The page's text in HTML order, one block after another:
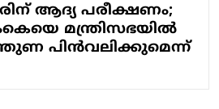
ആദ്യ പരീക്ഷണം;
മന്ത്രിസഭയിൽ
പിൻവലിക്കുമെന്ന്